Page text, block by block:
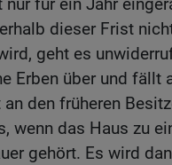
nur für ein Jahr
dieser Frist
geht es
Erben über und fällt
den früheren
wenn das Haus zu
gehört. Es wird